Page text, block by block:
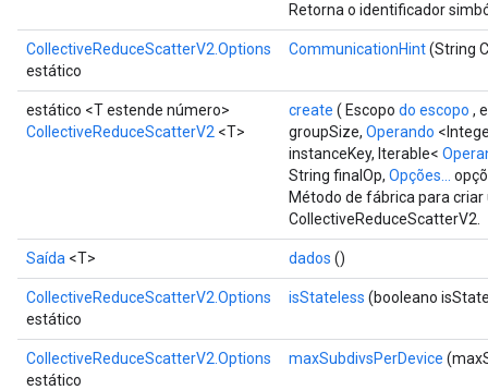
Retorna o identificador
CollectiveReduceScatterV2.Options
estático
CommunicationHint(String
estático <T estende número>
CollectiveReduceScatterV2 <T>
create ( Escopo do escopo ,
groupSize, Operando
instanceKey, Iterable<
String finalOp, Opções...
Método de fábrica para
CollectiveReduceScatterV2.
Saída <T> dados ()
CollectiveReduceScatterV2.Options
estático
isStateless (booleano
CollectiveReduceScatterV2.Options
estático
maxSubdivsPerDevice